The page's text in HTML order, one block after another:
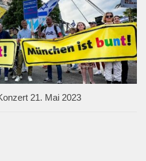
21. Mai 2023